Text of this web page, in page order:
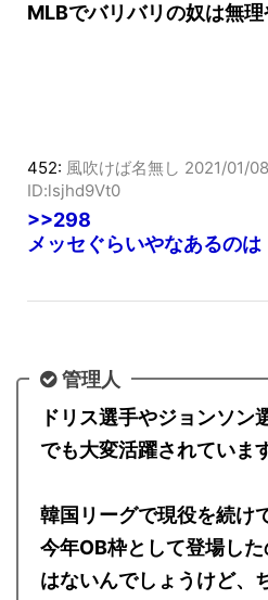
MLBでバリバリの奴は無理
452: 風吹けば名無し 2021/01/
ID:lsjhd9Vt0
>>298
メッセぐらいやなあるのは
管理人
ドリス選手やジョンソン
でも大変活躍されていま
韓国リーグで現役を続け
今年OB枠として登場し
はないんでしょうけど、